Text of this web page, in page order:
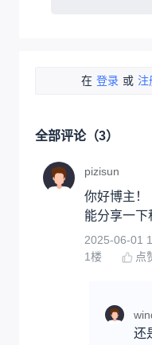
在 登录 或 注
全部评论（3）
pizisun
你好博主！
能分享一下
2025-06-01
1楼 点
还